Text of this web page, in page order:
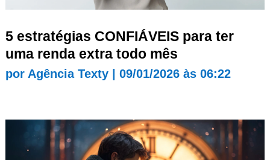
5 estratégias CONFIÁVEIS para ter
uma renda extra todo mês
por Agência Texty| 09/01/2026 às 06:22